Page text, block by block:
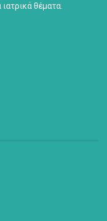
θέματα.